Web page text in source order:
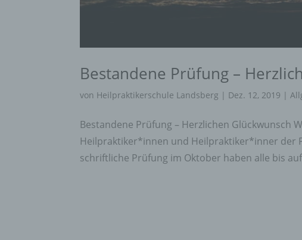
Bestandene Prüfung –
von Heilpraktikerschule Landsberg | Dez. 12, 2019 |
Bestandene Prüfung – Herzlichen Glückwunsch
Heilpraktiker*innen und Heilpraktiker*inner der
schriftliche Prüfung im Oktober haben alle bis